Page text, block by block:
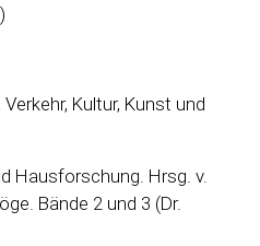
Kultur, Kunst und
Hausforschung. Hrsg. v.
Bände 2 und 3 (Dr.